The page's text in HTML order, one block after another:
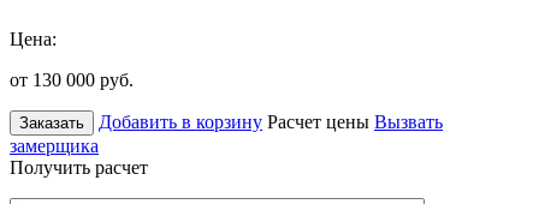
Цена:
от 130 000 руб.
Заказать Добавить в корзину Расчет цены Вызвать
замерщика
Получить расчет